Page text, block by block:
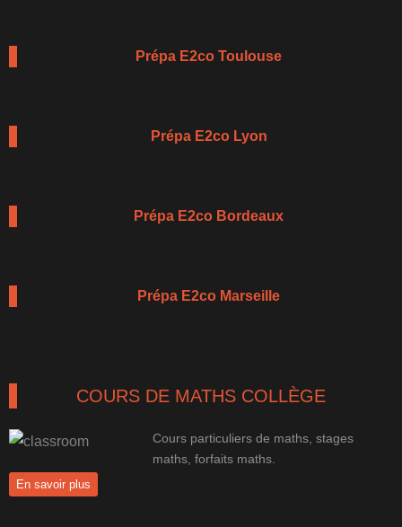
Prépa E2co Toulouse
Prépa E2co Lyon
Prépa E2co Bordeaux
Prépa E2co Marseille
COURS DE MATHS COLLÈGE
En savoir plus
Cours particuliers de maths, stages
maths, forfaits maths.